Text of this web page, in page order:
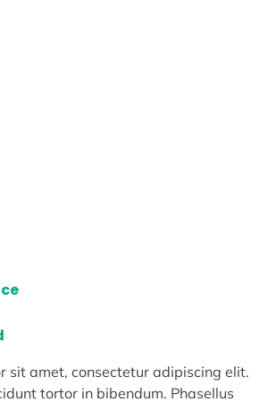
sit amet, consectetur adipiscing elit.
tortor in bibendum. Phasellus